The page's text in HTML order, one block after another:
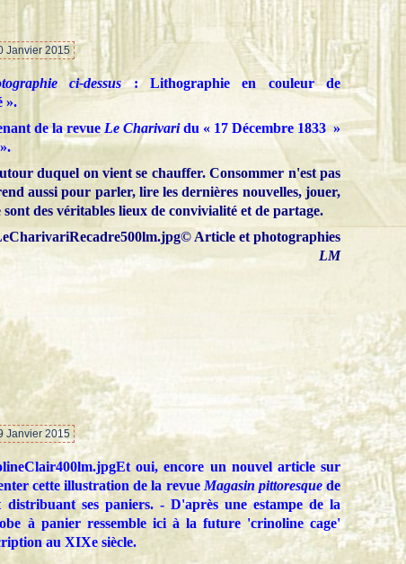
…
Janvier 2015
ci-dessus: Lithographie en couleur de
».
de la revueLe Charivaridu « 17 Décembre 1833 »
duquel on vient se chauffer. Consommer n'est pas
aussi pour parler, lire les dernières nouvelles, jouer,
des véritables lieux de convivialité et de partage.
© Article et photographies
LM
…
Janvier 2015
Et oui, encore un nouvel article sur
cette illustration de la revue Magasin pittoresquede
ses paniers. - D'après une estampe de la
à panier ressemble ici à la future 'crinoline cage'
au XIXe siècle.